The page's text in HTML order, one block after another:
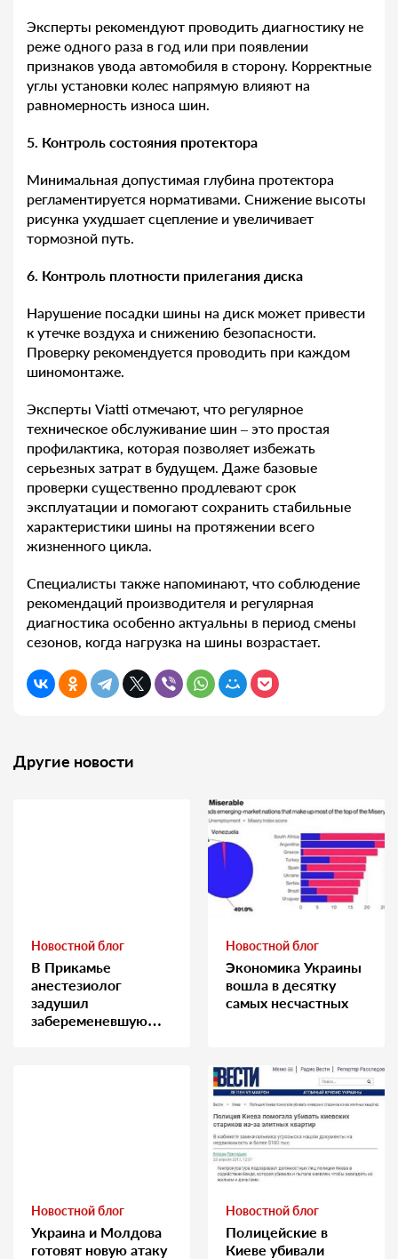
Эксперты рекомендуют проводить диагностику не
реже одного раза в год или при появлении
признаков увода автомобиля в сторону. Корректные
углы установки колес напрямую влияют на
равномерность износа шин.
5. Контроль состояния протектора
Минимальная допустимая глубина протектора
регламентируется нормативами. Снижение высоты
рисунка ухудшает сцепление и увеличивает
тормозной путь.
6. Контроль плотности прилегания диска
Нарушение посадки шины на диск может привести
к утечке воздуха и снижению безопасности.
Проверку рекомендуется проводить при каждом
шиномонтаже.
Эксперты Viatti отмечают, что регулярное
техническое обслуживание шин – это простая
профилактика, которая позволяет избежать
серьезных затрат в будущем. Даже базовые
проверки существенно продлевают срок
эксплуатации и помогают сохранить стабильные
характеристики шины на протяжении всего
жизненного цикла.
Специалисты также напоминают, что соблюдение
рекомендаций производителя и регулярная
диагностика особенно актуальны в период смены
сезонов, когда нагрузка на шины возрастает.
Другие новости
Новостной блог
В Прикамье
анестезиолог
задушил
забеременевшую
Новостной блог
Экономика Украины
вошла в десятку
самых несчастных
Новостной блог
Украина и Молдова
готовят новую атаку
Новостной блог
Полицейские в
Киеве убивали